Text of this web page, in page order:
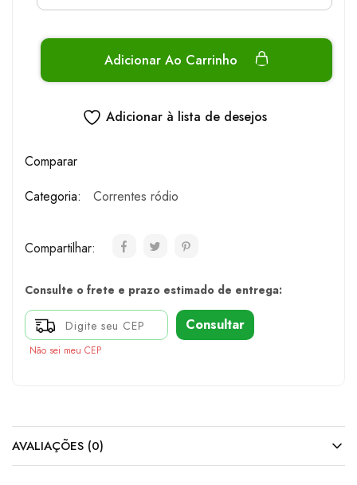
Adicionar Ao Carrinho
Adicionar à lista de desejos
Comparar
Categoria:
Correntes ródio
Compartilhar:
Consulte o frete e prazo estimado de entrega:
Consultar
Não sei meu CEP
AVALIAÇÕES (0)